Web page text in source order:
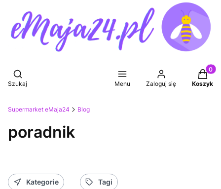
Otwórz wyszukiwarkę
Szukaj Menu Zaloguj się Koszyk
Supermarket eMaja24 Blog
poradnik
Kategorie Tagi